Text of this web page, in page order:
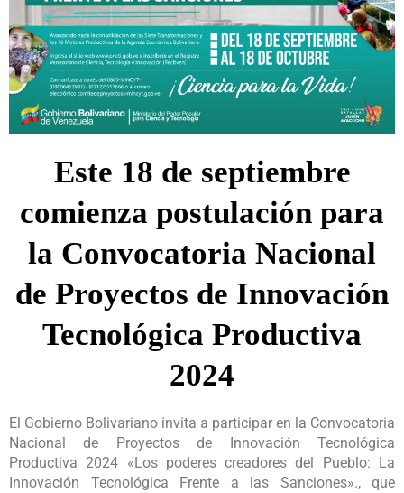
Este 18 de septiembre
comienza postulación para
la Convocatoria Nacional
de Proyectos de Innovación
Tecnológica Productiva
2024
El Gobierno Bolivariano invita a participar en la Convocatoria
Nacional de Proyectos de Innovación Tecnológica
Productiva 2024 «Los poderes creadores del Pueblo: La
Innovación Tecnológica Frente a las Sanciones»., que